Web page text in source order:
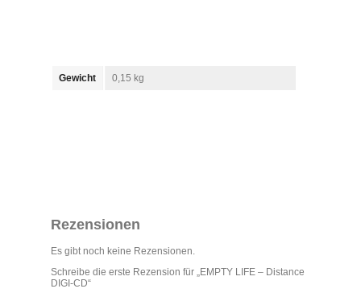
Gewicht 0,15 kg
Rezensionen
Es gibt noch keine Rezensionen.
Schreibe die erste Rezension für „EMPTY LIFE – Distance
DIGI-CD“